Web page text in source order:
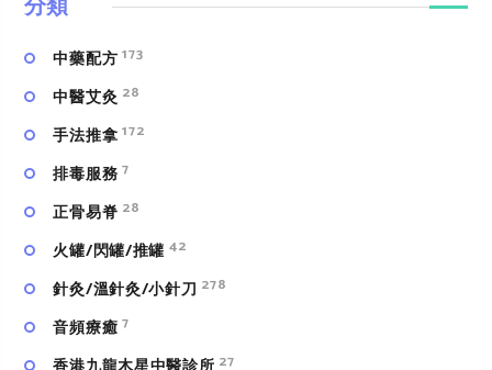
分類
中藥配方 173
中醫艾灸 28
手法推拿 172
排毒服務 7
正骨易脊 28
火罐/閃罐/推罐 42
針灸/溫針灸/小針刀 278
⾳頻療癒 7
27